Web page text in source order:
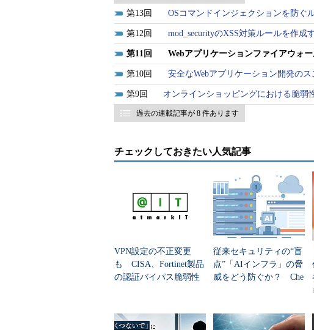
後、オープンソースのWAFの１つである、
WAFは通常のファイアウォールと同じよう
中継する構成をとる。WAFは、HTTP（S）
字列が含まれている場合にエラーページを
HTTP（S）通信の中継機能については、通常
一異なるのは、HTTPSの場合は暗号化され
を導入した場合の基本的な構成を図1に示す。
図1 基本的なネットワーク構成
ポジティブモデルとネガティブモデル
WAFには、ポジティブモデルとネガティブ
13 OSコマンドインジェクションを防ぐ
12 mod_securityのXSS対策ルールを作成
11 Webアプリケーションファイアウォ
10 安全なWebアプリケーション開発のス
9 オンラインショッピングにおける脆弱
過去の連載記事が 8 件あります
チェックしておきたい人気記事
VPN設定の不正変更
も CISA、Fortinet製品
の認証バイパス脆弱性
従来セキュリティの“盲
点”「AIインフラ」の脅
威をどう防ぐか？ Che